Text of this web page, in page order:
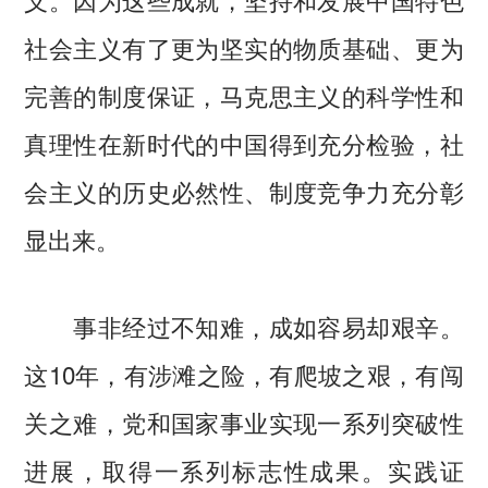
社会主义有了更为坚实的物质基础、更为
完善的制度保证，马克思主义的科学性和
真理性在新时代的中国得到充分检验，社
会主义的历史必然性、制度竞争力充分彰
显出来。
事非经过不知难，成如容易却艰辛。
这10年，有涉滩之险，有爬坡之艰，有闯
关之难，党和国家事业实现一系列突破性
进展，取得一系列标志性成果。实践证